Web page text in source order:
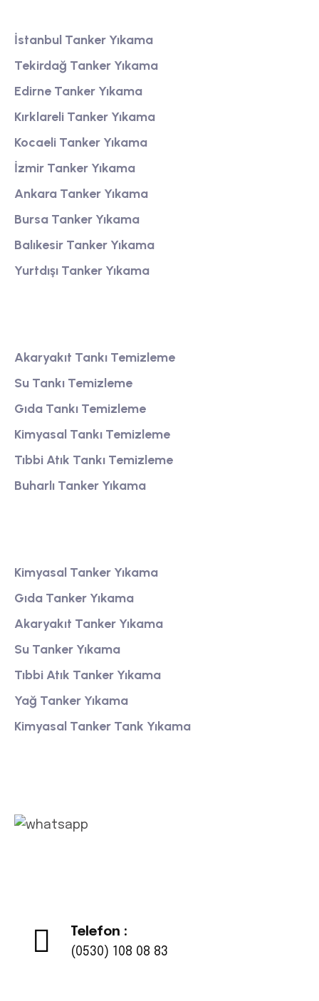
İstanbul Tanker Yıkama
Tekirdağ Tanker Yıkama
Edirne Tanker Yıkama
Kırklareli Tanker Yıkama
Kocaeli Tanker Yıkama
İzmir Tanker Yıkama
Ankara Tanker Yıkama
Bursa Tanker Yıkama
Balıkesir Tanker Yıkama
Yurtdışı Tanker Yıkama
Akaryakıt Tankı Temizleme
Su Tankı Temizleme
Gıda Tankı Temizleme
Kimyasal Tankı Temizleme
Tıbbi Atık Tankı Temizleme
Buharlı Tanker Yıkama
Kimyasal Tanker Yıkama
Gıda Tanker Yıkama
Akaryakıt Tanker Yıkama
Su Tanker Yıkama
Tıbbi Atık Tanker Yıkama
Yağ Tanker Yıkama
Kimyasal Tanker Tank Yıkama
Telefon :
(0530) 108 08 83